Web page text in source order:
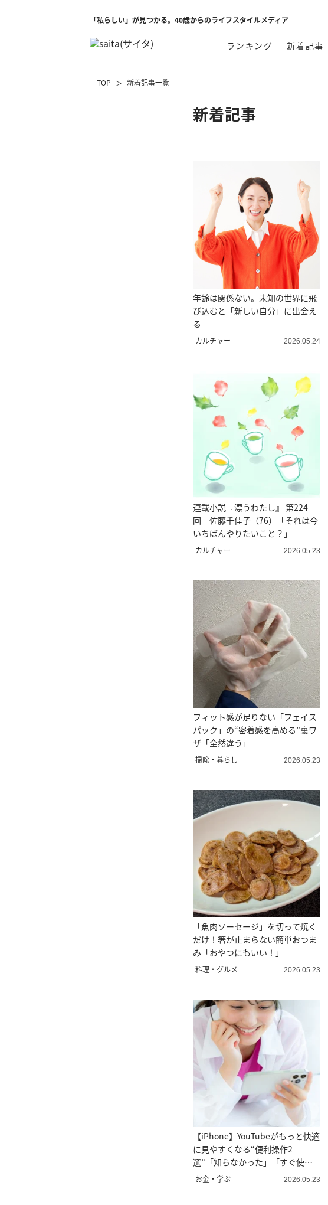
「私らしい」が見つかる。40歳からのライフスタイルメディア
ランキング 新着記事
TOP 新着記事一覧
新着記事
年齢は関係ない。未知の世界に飛
び込むと「新しい自分」に出会え
る
カルチャー 2026.05.24
連載小説『漂うわたし』 第224
回 佐藤千佳子（76）「それは今
いちばんやりたいこと？」
カルチャー 2026.05.23
フィット感が足りない「フェイス
パック」の“密着感を高める”裏ワ
ザ「全然違う」
掃除・暮らし 2026.05.23
「魚肉ソーセージ」を切って焼く
だけ！箸が止まらない簡単おつま
み「おやつにもいい！」
料理・グルメ 2026.05.23
【iPhone】YouTubeがもっと快適
に見やすくなる“便利操作2
選”「知らなかった」「すぐ使
う」
お金・学ぶ 2026.05.23